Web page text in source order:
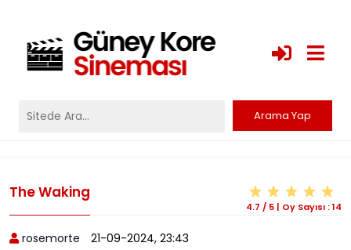
The Waking
4.7 / 5 | Oy Sayısı :14
rosemorte 21-09-2024, 23:43